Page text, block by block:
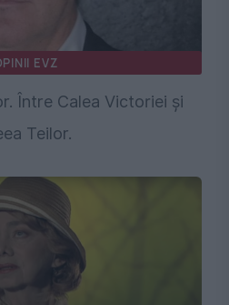
EVZ
Între Calea Victoriei și
Teilor.